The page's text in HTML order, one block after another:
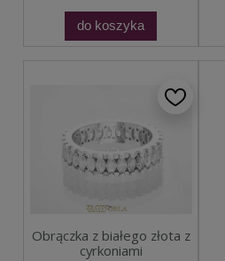
do koszyka
Obrączka z białego złota z
cyrkoniami